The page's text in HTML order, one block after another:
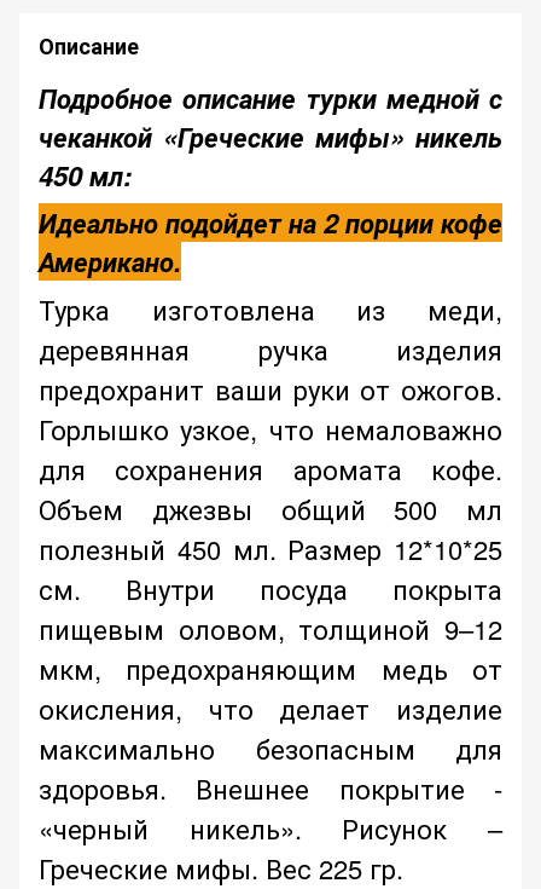
Описание
Подробное описание турки медной с
чеканкой «Греческие мифы» никель
450 мл:
Идеально подойдет на 2 порции кофе
Американо.
Турка изготовлена из меди,
деревянная ручка изделия
предохранит ваши руки от ожогов.
Горлышко узкое, что немаловажно
для сохранения аромата кофе.
Объем джезвы общий 500 мл
полезный 450 мл. Размер 12*10*25
см. Внутри посуда покрыта
пищевым оловом, толщиной 9–12
мкм, предохраняющим медь от
окисления, что делает изделие
максимально безопасным для
здоровья. Внешнее покрытие -
«черный никель». Рисунок –
Греческие мифы. Вес 225 гр.